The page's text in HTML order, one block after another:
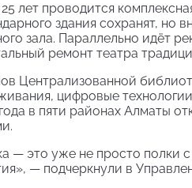
лет проводится
здания сохранят,
зала. Параллельно идёт
ремонт театра
Централизованной
цифровые
в пяти районах Алматы
— это уже не просто полки
— подчеркнули в